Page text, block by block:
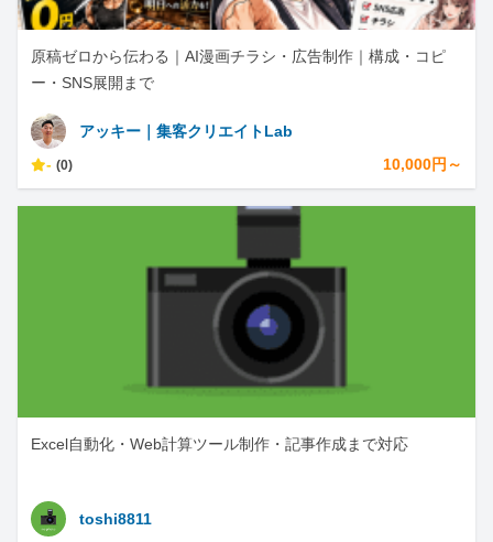
原稿ゼロから伝わる｜AI漫画チラシ・広告制作｜構成・コピ
ー・SNS展開まで
アッキー｜集客クリエイトLab
- (0) 10,000円～
Excel自動化・Web計算ツール制作・記事作成まで対応
toshi8811